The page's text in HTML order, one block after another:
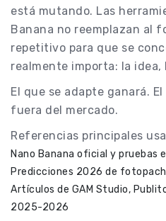
está mutando. Las
Banana no reemplazan al
repetitivo para que se
realmente importa: la
El que se adapte ganará.
fuera del mercado.
Referencias principales
Nano Banana oficial y pruebas
Predicciones 2026 de
Artículos de GAM Studio,
2025-2026